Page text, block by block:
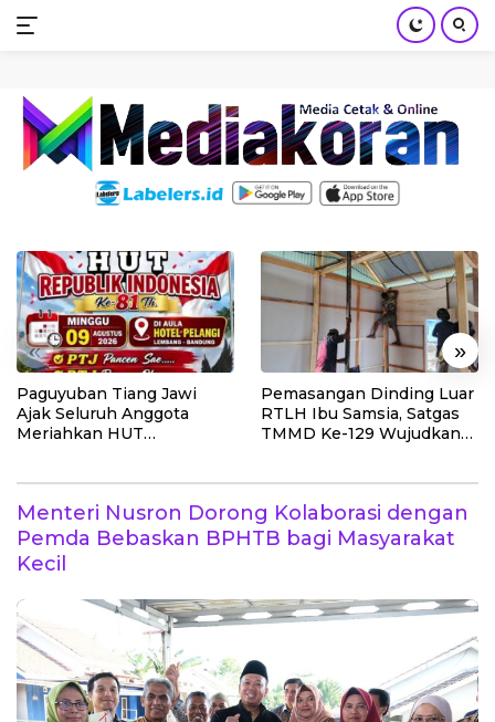
Skip
content
« »
Paguyuban Tiang Jawi
Ajak Seluruh Anggota
Meriahkan HUT
Pemasangan Dinding Luar
RTLH Ibu Samsia, Satgas
TMMD Ke-129 Wujudkan
Menteri Nusron Dorong Kolaborasi dengan
Pemda Bebaskan BPHTB bagi Masyarakat
Kecil